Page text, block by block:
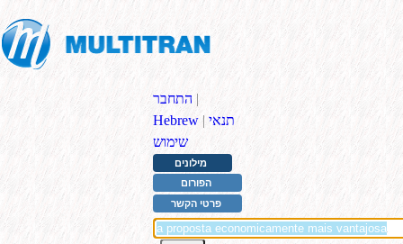
התחבר |
Hebrew | תנאי
שימוש
מילונים
הפורום
פרטי הקשר